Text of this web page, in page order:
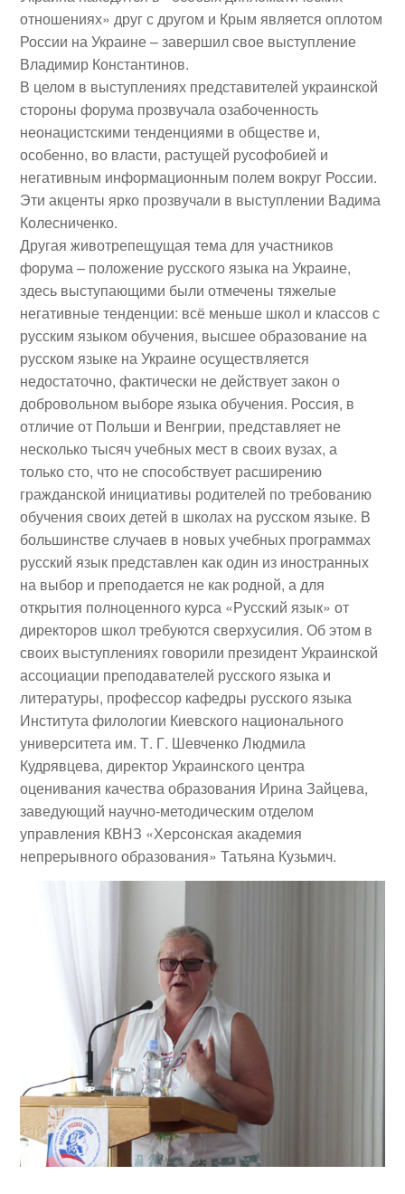
отношениях» друг с другом и Крым является оплотом
России на Украине – завершил свое выступление
Владимир Константинов.
В целом в выступлениях представителей украинской
стороны форума прозвучала озабоченность
неонацистскими тенденциями в обществе и,
особенно, во власти, растущей русофобией и
негативным информационным полем вокруг России.
Эти акценты ярко прозвучали в выступлении Вадима
Колесниченко.
Другая животрепещущая тема для участников
форума – положение русского языка на Украине,
здесь выступающими были отмечены тяжелые
негативные тенденции: всё меньше школ и классов с
русским языком обучения, высшее образование на
русском языке на Украине осуществляется
недостаточно, фактически не действует закон о
добровольном выборе языка обучения. Россия, в
отличие от Польши и Венгрии, представляет не
несколько тысяч учебных мест в своих вузах, а
только сто, что не способствует расширению
гражданской инициативы родителей по требованию
обучения своих детей в школах на русском языке. В
большинстве случаев в новых учебных программах
русский язык представлен как один из иностранных
на выбор и преподается не как родной, а для
открытия полноценного курса «Русский язык» от
директоров школ требуются сверхусилия. Об этом в
своих выступлениях говорили президент Украинской
ассоциации преподавателей русского языка и
литературы, профессор кафедры русского языка
Института филологии Киевского национального
университета им. Т. Г. ШевченкоЛюдмила
Кудрявцева, директор Украинского центра
оценивания качества образования Ирина Зайцева,
заведующий научно-методическим отделом
управления КВНЗ «Херсонская академия
непрерывного образования»Татьяна Кузьмич.